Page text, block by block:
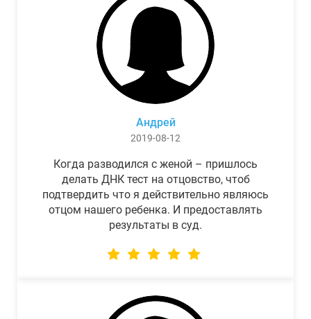
Андрей
2019-08-12
Когда разводился с женой – пришлось
делать ДНК тест на отцовство, чтоб
подтвердить что я действительно являюсь
отцом нашего ребенка. И предоставлять
результаты в суд.